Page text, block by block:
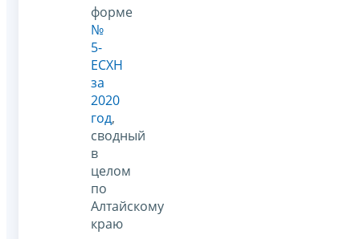
форме
№
5-
ЕСХН
за
2020
год,
сводный
в
целом
по
Алтайскому
краю